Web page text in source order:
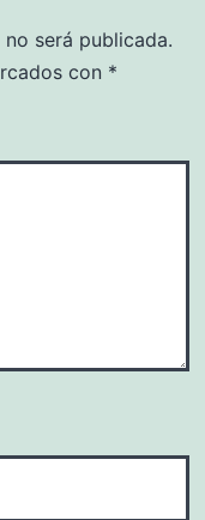
será publicada.
con *